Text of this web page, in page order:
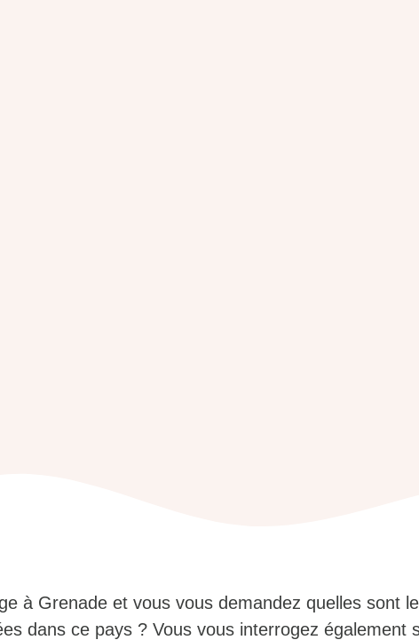
à Grenade et vous vous demandez quelles sont
dans ce pays ? Vous vous interrogez également